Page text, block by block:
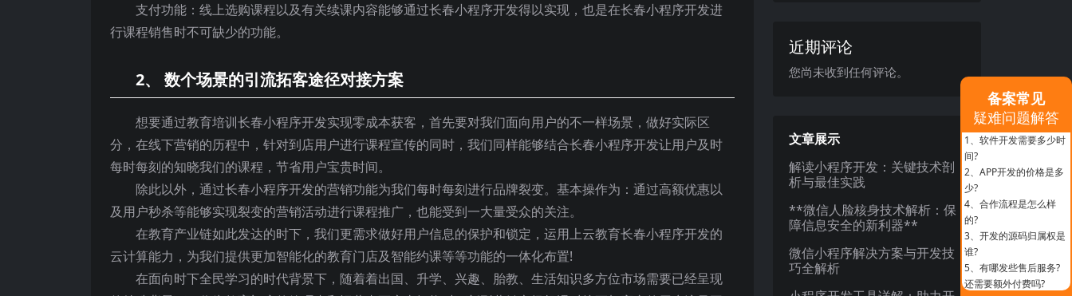
支付功能：线上选购课程以及有关续课内容能够通过长春小程序开发得以实现，也是在长春小程序开发进
行课程销售时不可缺少的功能。
2、 数个场景的引流拓客途径对接方案
想要通过教育培训长春小程序开发实现零成本获客，首先要对我们面向用户的不一样场景，做好实际区
分，在线下营销的历程中，针对到店用户进行课程宣传的同时，我们同样能够结合长春小程序开发让用户及时
每时每刻的知晓我们的课程，节省用户宝贵时间。
除此以外，通过长春小程序开发的营销功能为我们每时每刻进行品牌裂变。基本操作为：通过高额优惠以
及用户秒杀等能够实现裂变的营销活动进行课程推广，也能受到一大量受众的关注。
在教育产业链如此发达的时下，我们更需求做好用户信息的保护和锁定，运用上云教育长春小程序开发的
云计算能力，为我们提供更加智能化的教育门店及智能约课等等功能的一体化布置!
在面向时下全民学习的时代背景下，随着着出国、升学、兴趣、胎教、生活知识多方位市场需要已经呈现
近期评论
您尚未收到任何评论。
文章展示
解读小程序开发：关键技术剖
析与最佳实践
**微信人脸核身技术解析：保
障信息安全的新利器**
微信小程序解决方案与开发技
巧全解析
备案常见
疑难问题解答
1、 软件开发需要多少时
间?
2、 APP开发的价格是多
少?
4、 合作流程是怎么样
的?
3、 开发的源码归属权是
谁?
5、 有哪发些售后服务?
还需要额外付费吗?